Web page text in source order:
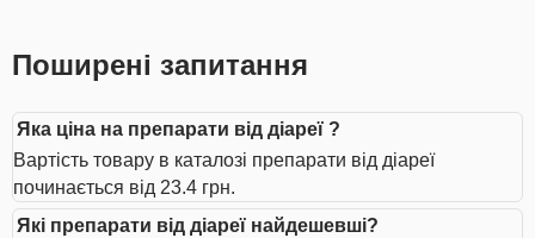
Поширені запитання
Яка ціна на препарати від діареї ?
Вартість товару в каталозі препарати від діареї
починається від 23.4 грн.
Які препарати від діареї найдешевші?